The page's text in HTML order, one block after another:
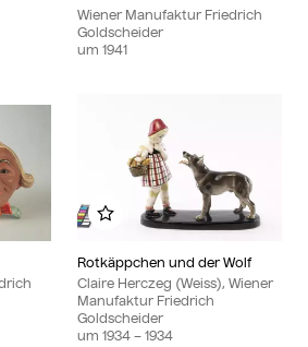
Wiener Manufaktur Friedrich
Goldscheider
um 1941
hinzufügen
Rotkäppchen und der Wolf
Claire Herczeg (Weiss), Wiener
Manufaktur Friedrich
Goldscheider
um 1934 – 1934
Zu meinem Album